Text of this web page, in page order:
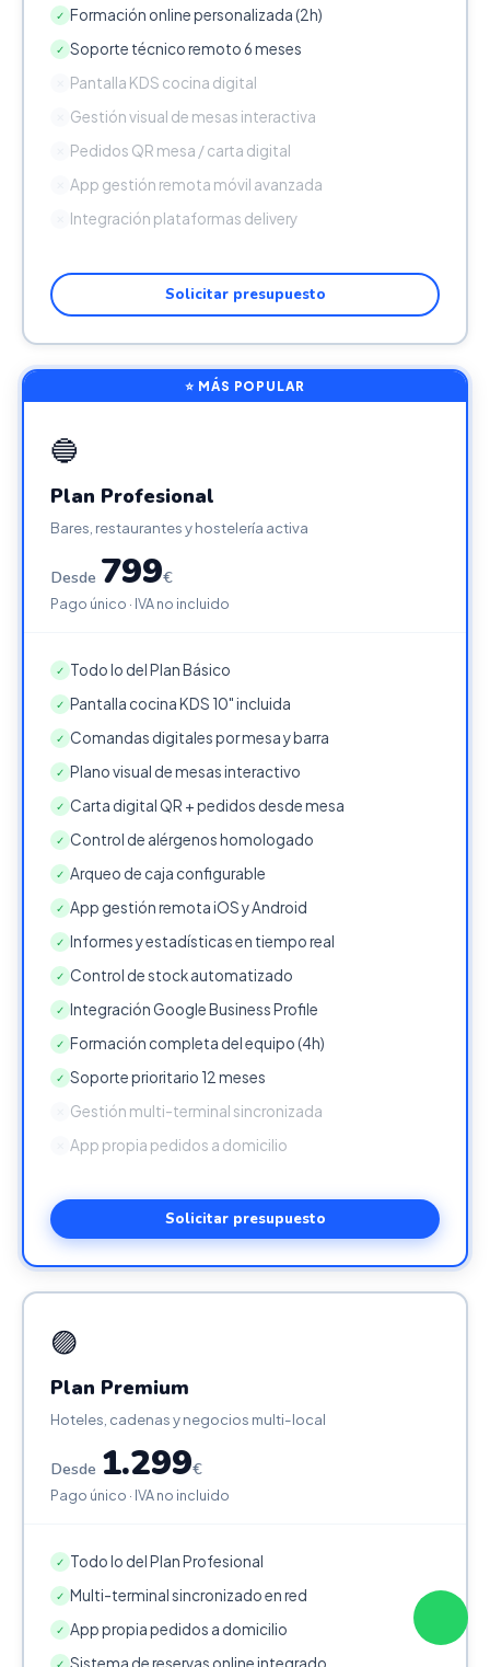
✓ Formación online personalizada (2h)
✓ Soporte técnico remoto 6 meses
Pantalla KDS cocina digital
Gestión visual de mesas interactiva
Pedidos QR mesa / carta digital
App gestión remota móvil avanzada
Integración plataformas delivery
Solicitar presupuesto
⭐ MÁS POPULAR
🔵
Plan Profesional
Bares, restaurantes y hostelería activa
Desde 799€
Pago único · IVA no incluido
✓ Todo lo del Plan Básico
✓ Pantalla cocina KDS 10" incluida
✓ Comandas digitales por mesa y barra
✓ Plano visual de mesas interactivo
✓ Carta digital QR + pedidos desde mesa
✓ Control de alérgenos homologado
✓ Arqueo de caja configurable
✓ App gestión remota iOS y Android
✓ Informes y estadísticas en tiempo real
✓ Control de stock automatizado
✓ Integración Google Business Profile
✓ Formación completa del equipo (4h)
✓ Soporte prioritario 12 meses
Gestión multi-terminal sincronizada
App propia pedidos a domicilio
Solicitar presupuesto
🟣
Plan Premium
Hoteles, cadenas y negocios multi-local
Desde 1.299€
Pago único · IVA no incluido
✓ Todo lo del Plan Profesional
✓ Multi-terminal sincronizado en red
✓ App propia pedidos a domicilio
✓ Sistema de reservas online integrado